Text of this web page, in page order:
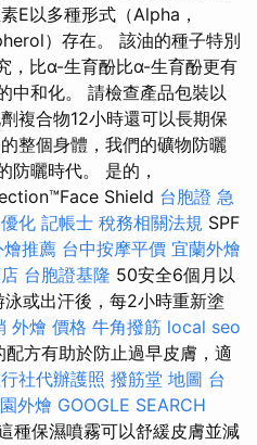
E以多種形式（Alpha，
）存在。 該油的種子特別
，比α-生育酚比α-生育酚更有
中和化。 請檢查產品包裝以
複合物12小時還可以長期保
整個身體，我們的礦物防曬
防曬時代。 是的，
Shield 台胞證 急
化 記帳士 稅務相關法規 SPF
推薦 台中按摩平價 宜蘭外燴
台胞證基隆 50安全6個月以
或出汗後，每2小時重新塗
外燴 價格 牛角撥筋 local seo
方有助於防止過早皮膚，適
社代辦護照 撥筋堂 地圖 台
外燴 GOOGLE SEARCH
種保濕噴霧可以舒緩皮膚並減